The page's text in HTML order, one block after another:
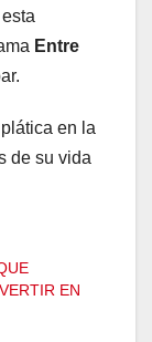
Entre
en la
de su vida
EN